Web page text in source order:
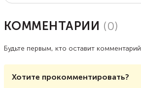
КОММЕНТАРИИ (0)
Будьте первым, кто оставит комментарий
Хотите прокомментировать?